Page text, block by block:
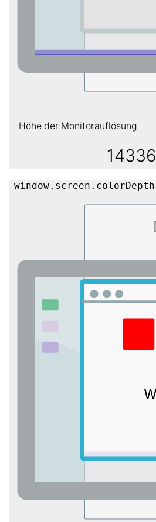
Höhe der Monitorauflösung
14336
window.screen.colorDepth